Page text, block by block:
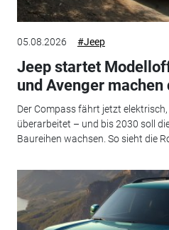
05.08.2026 #Jeep
Jeep startet
und Avenger machen
Der Compass fährt jetzt
überarbeitet – und bis 2030 soll
Baureihen wachsen. So sieht die